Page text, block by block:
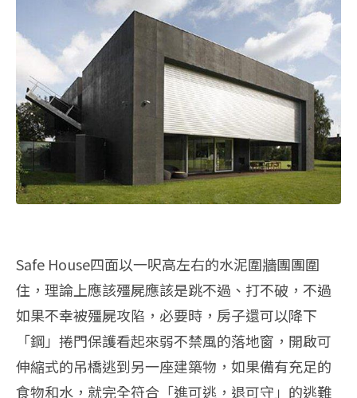
Safe House四面以一呎高左右的水泥圍牆團團圍
住，理論上應該殭屍應該是跳不過、打不破，不過
如果不幸被殭屍攻陷，必要時，房子還可以降下
「鋼」捲門保護看起來弱不禁風的落地窗，開啟可
伸縮式的吊橋逃到另一座建築物，如果備有充足的
食物和水，就完全符合「進可逃，退可守」的逃難